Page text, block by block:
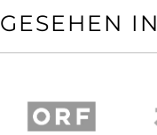
GESEHEN IN